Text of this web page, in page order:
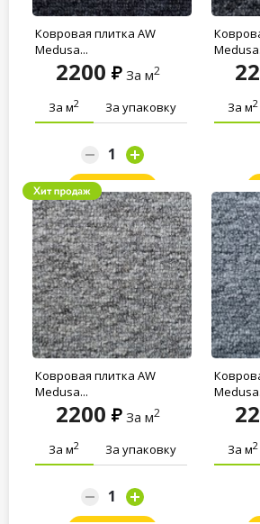
Ковровая плитка AW
Medusa...
2200 За м2
За м2 За упаковку
Заказать
За м2
Ковровая плитка AW
Medusa...
2200 За м2
За м2 За упаковку За м2